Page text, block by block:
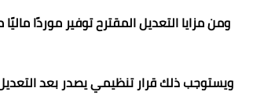
ومن مزايا التعديل المقترح توفير موردًا
ويستوجب ذلك قرار تنظيمي يصدر بعد